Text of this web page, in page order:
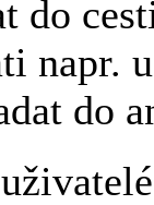
do
napr.
do